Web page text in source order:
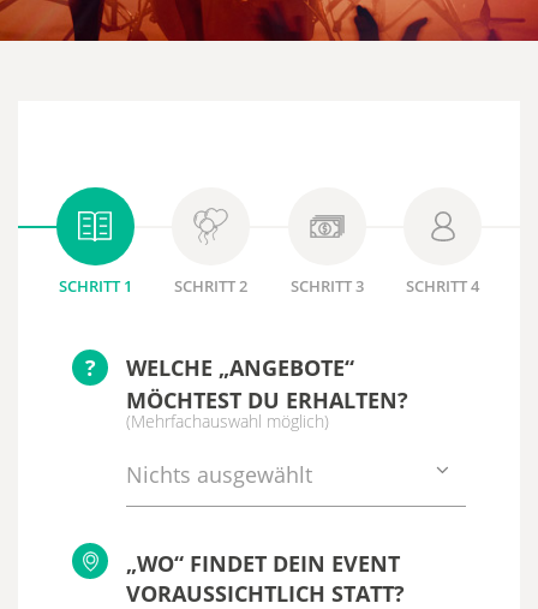
SCHRITT 1 SCHRITT 2 SCHRITT 3 SCHRITT 4
?
WELCHE „ANGEBOTE“
MÖCHTEST DU ERHALTEN?
(Mehrfachauswahl möglich)
Nichts ausgewählt
„WO“ FINDET DEIN EVENT
VORAUSSICHTLICH STATT?